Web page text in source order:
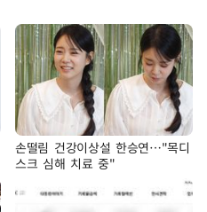
손떨림 건강이상설 한승연…"목디
스크 심해 치료 중"